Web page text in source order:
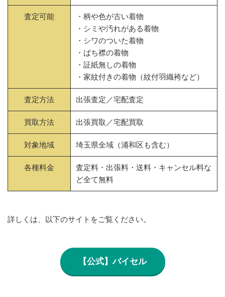
査定可能
・柄や色が古い着物
・シミや汚れがある着物
・シワのついた着物
・ばち襟の着物
・証紙無しの着物
・家紋付きの着物（紋付羽織袴など）
査定方法 出張査定／宅配査定
買取方法 出張買取／宅配買取
対象地域 埼玉県全域（浦和区も含む）
各種料金
査定料・出張料・送料・キャンセル料な
ど全て無料
詳しくは、以下のサイトをご覧ください。
【公式】バイセル